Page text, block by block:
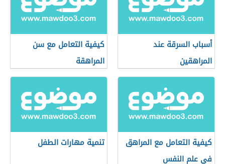
أسباب السرقة عند
المراهقين
كيفية التعامل مع سن
المراهقة
كيفية التعامل مع المراهق
في علم النفس
تنمية مهارات الطفل